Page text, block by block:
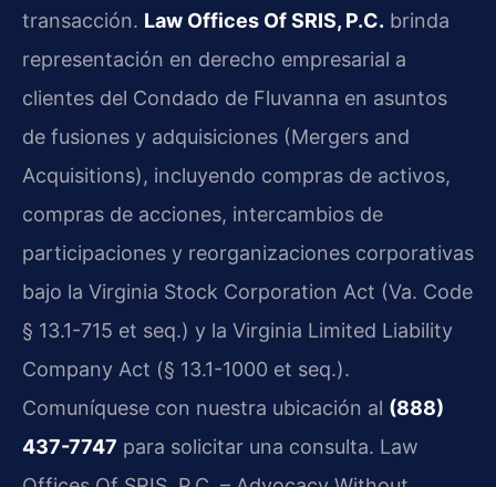
transacción. Law Offices Of SRIS, P.C. brinda
representación en derecho empresarial a
clientes del Condado de Fluvanna en asuntos
de fusiones y adquisiciones (Mergers and
Acquisitions), incluyendo compras de activos,
compras de acciones, intercambios de
participaciones y reorganizaciones corporativas
bajo la Virginia Stock Corporation Act (Va. Code
§ 13.1-715 et seq.) y la Virginia Limited Liability
Company Act (§ 13.1-1000 et seq.).
Comuníquese con nuestra ubicación al (888)
437-7747 para solicitar una consulta. Law